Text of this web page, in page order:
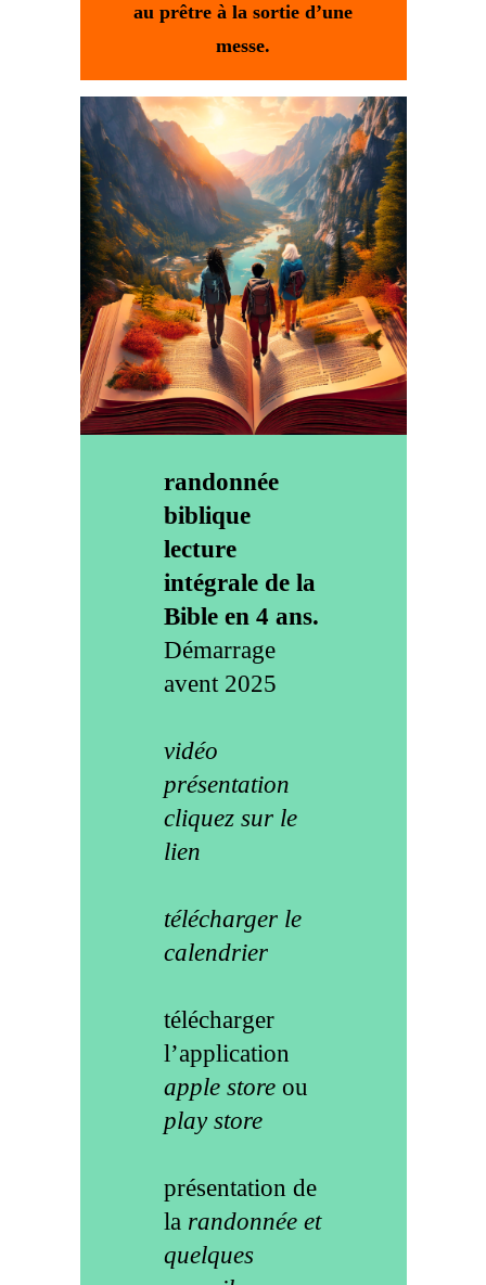
au prêtre à la sortie d’une
messe.
randonnée
biblique
lecture
intégrale de la
Bible en 4 ans.
Démarrage
avent 2025
vidéo
présentation
cliquez sur le
lien
télécharger le
calendrier
télécharger
l’application
apple store ou
play store
présentation de
la randonnée et
quelques